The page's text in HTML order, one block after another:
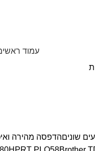
עמוד ראשי